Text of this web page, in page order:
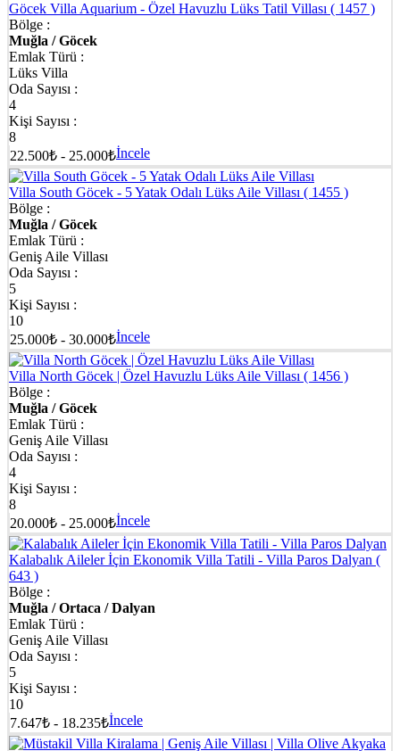
Göcek Villa Aquarium - Özel Havuzlu Lüks Tatil Villası ( 1457 )
Bölge :
Muğla / Göcek
Emlak Türü :
Lüks Villa
Oda Sayısı :
4
Kişi Sayısı :
8
22.500₺ - 25.000₺İncele
Villa South Göcek - 5 Yatak Odalı Lüks Aile Villası ( 1455 )
Bölge :
Muğla / Göcek
Emlak Türü :
Geniş Aile Villası
Oda Sayısı :
5
Kişi Sayısı :
10
25.000₺ - 30.000₺İncele
Villa North Göcek | Özel Havuzlu Lüks Aile Villası ( 1456 )
Bölge :
Muğla / Göcek
Emlak Türü :
Geniş Aile Villası
Oda Sayısı :
4
Kişi Sayısı :
8
20.000₺ - 25.000₺İncele
Kalabalık Aileler İçin Ekonomik Villa Tatili - Villa Paros Dalyan (
643 )
Bölge :
Muğla / Ortaca / Dalyan
Emlak Türü :
Geniş Aile Villası
Oda Sayısı :
5
Kişi Sayısı :
10
7.647₺ - 18.235₺İncele